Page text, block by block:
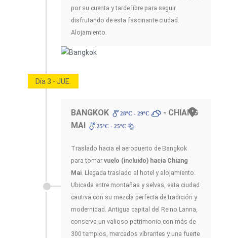
por su cuenta y tarde libre para seguir
disfrutando de esta fascinante ciudad.
Alojamiento.
Día 3 - JUE.
BANGKOK 28ºC - 29ºC
- CHIANG
MAI
25ºC - 25ºC
Traslado hacia el aeropuerto de Bangkok
para tomar vuelo (incluido) hacia Chiang
Mai . Llegada traslado al hotel y alojamiento.
Ubicada entre montañas y selvas, esta ciudad
cautiva con su mezcla perfecta de tradición y
modernidad. Antigua capital del Reino Lanna,
conserva un valioso patrimonio con más de
300 templos, mercados vibrantes y una fuerte